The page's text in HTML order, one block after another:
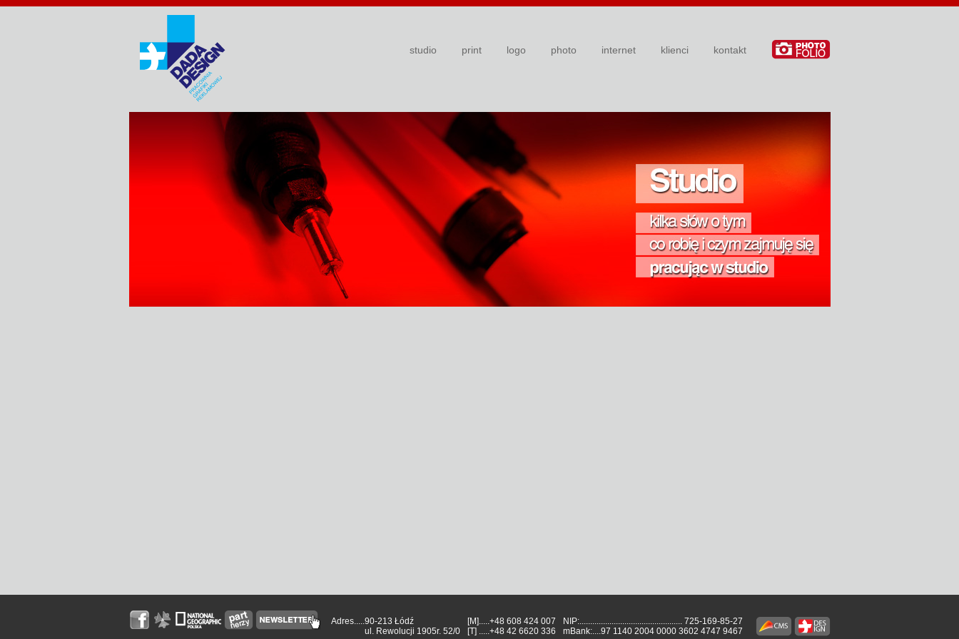
studio print logo photo internet klienci kontakt
Adres.....90-213 Łódź
ul. Rewolucji 1905r. 52/0
[M]
[T]
.....
.....
+48 608 424 007
+48 42 6620 336
NIP:................................................ 725-169-85-27
mBank:....97 1140 2004 0000 3602 4747 9467